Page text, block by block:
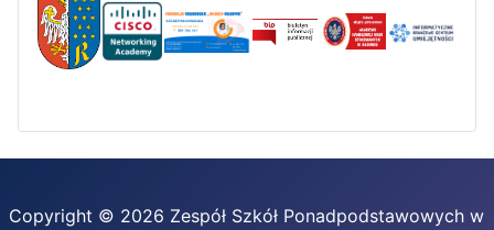
Copyright © 2026 Zespół Szkół Ponadpodstawowych w